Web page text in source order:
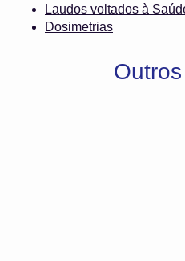
Laudos voltados à
Dosimetrias